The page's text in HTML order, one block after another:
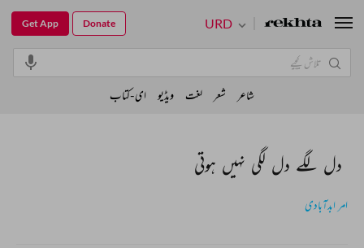
دل لگے دل لگی نہیں ہوتی
امر ابدآبادی
URD
Get App Donate
شاعر شعر لغت ویڈیو ای-کتاب